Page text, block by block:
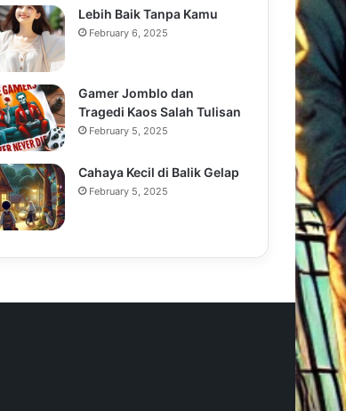
Lebih Baik Tanpa Kamu
February 6, 2025
Gamer Jomblo dan
Tragedi Kaos Salah Tulisan
February 5, 2025
Cahaya Kecil di Balik Gelap
February 5, 2025